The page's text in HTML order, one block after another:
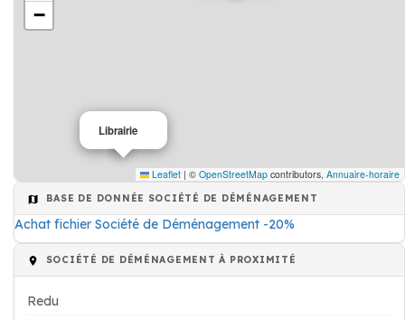
Librairie
−
Leaflet | © OpenStreetMap contributors, Annuaire-horaire
BASE DE DONNÉE SOCIÉTÉ DE DÉMÉNAGEMENT
Achat fichier Société de Déménagement -20%
SOCIÉTÉ DE DÉMÉNAGEMENT À PROXIMITÉ
Redu